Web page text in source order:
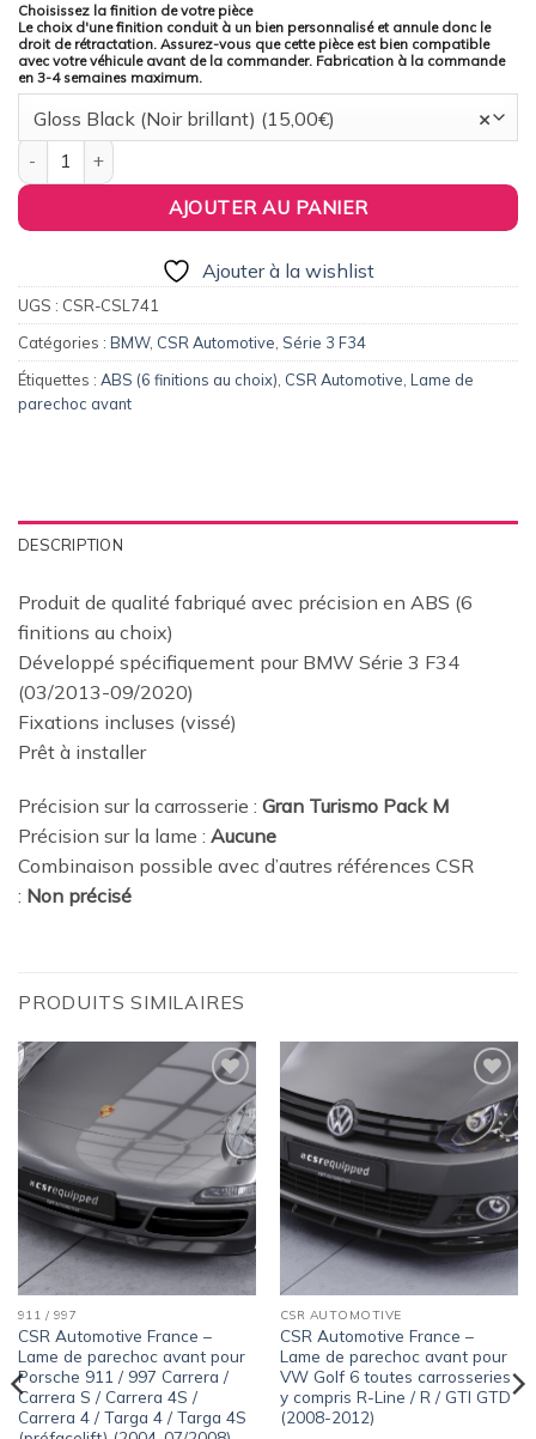
Choisissez la finition de votre pièce
Le choix d'une finition conduit à un bien personnalisé et annule donc le
droit de rétractation. Assurez-vous que cette pièce est bien compatible
avec votre véhicule avant de la commander. Fabrication à la commande
en 3-4 semaines maximum.
×
Gloss Black (Noir brillant) (15,00€)
quantité de CSR Automotive France - Lame de parechoc
AJOUTER AU PANIER
Ajouter à la wishlist
UGS : CSR-CSL741
Catégories : BMW, CSR Automotive Série 3 F34
Étiquettes : ABS (6 finitions au choix) CSR Automotive Lame de
parechoc avant
DESCRIPTION
Produit de qualité fabriqué avec précision en ABS (6
finitions au choix)
Développé spécifiquement pour BMW Série 3 F34
(03/2013-09/2020)
Fixations incluses (vissé)
Prêt à installer
Précision sur la carrosserie : Gran Turismo Pack M
Précision sur la lame : Aucune
Combinaison possible avec d’autres références CSR
: Non précisé
PRODUITS SIMILAIRES
Ajouter
à la
wishlist
911 / 997
CSR Automotive France –
Lame de parechoc avant pour
Porsche 911 / 997 Carrera /
Carrera S / Carrera 4S /
Carrera 4 / Targa 4 / Targa 4S
Ajouter
à la
wishlist
CSR AUTOMOTIVE
CSR Automotive France –
Lame de parechoc avant pour
VW Golf 6 toutes carrosseries
y compris R-Line / R / GTI GTD
(2008-2012)